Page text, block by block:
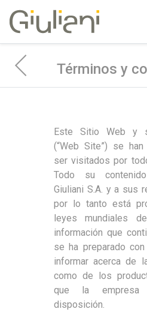
Términos y
Este Sitio Web y
(“Web Site”) se
ser visitados por
Todo su
Giuliani S.A. y a sus
por lo tanto está
leyes mundiales
información que
se ha preparado
informar acerca de
como de los
que la
disposición.